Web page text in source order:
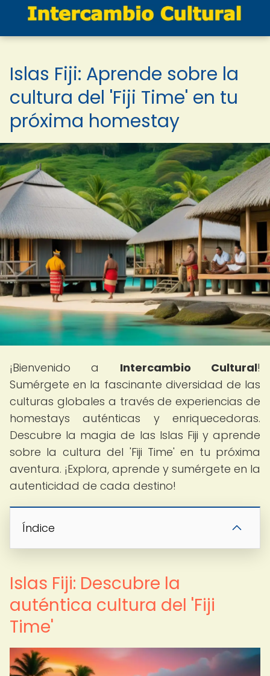
Islas Fiji: Aprende sobre la
cultura del 'Fiji Time' en tu
próxima homestay
¡Bienvenido a Intercambio Cultural!
Sumérgete en la fascinante diversidad de las
culturas globales a través de experiencias de
homestays auténticas y enriquecedoras.
Descubre la magia de las Islas Fiji y aprende
sobre la cultura del 'Fiji Time' en tu próxima
aventura. ¡Explora, aprende y sumérgete en la
autenticidad de cada destino!
Índice
Islas Fiji: Descubre la
auténtica cultura del 'Fiji
Time'